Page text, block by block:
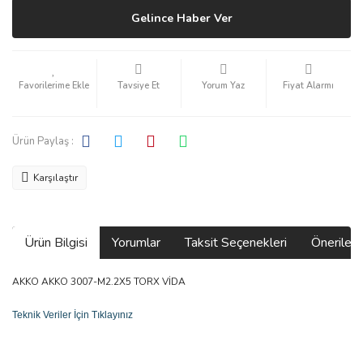
Gelince Haber Ver
Tavsiye Et Yorum Yaz Fiyat Alarmı
Ürün Paylaş :
Karşılaştır
Ürün Bilgisi Yorumlar Taksit Seçenekleri
AKKO AKKO 3007-M2.2X5 TORX VİDA
Teknik Veriler İçin Tıklayınız